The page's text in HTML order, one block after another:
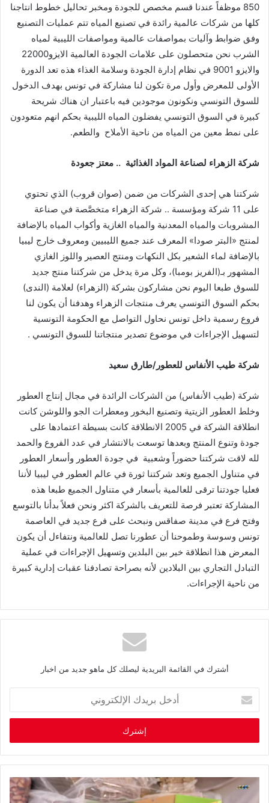
850 موظفاً عندنا قسم مخصص للجودة ومخبر تحاليل خطوط انتاجنا
كلها من شركات عالمية رائدة في تصنيع المياه تتم عمليات التصنيع
وفق ضوابط وآليات بمواصفات عالمية ومواصفات الليبية لمياه
الشرب نحن متحصلون على علامات الجودة العالمية الايزو22000
والايزو 9001 في نظام إدارة الجودة وسلامة الغذاء هذه تعد الدورة
الأولى للمعرض وأول مرة تكون لنا مشاركة في تونس بهدف الدخول
للسوق التونسي ونكونون موجودين فيه باعتبار ان هناك شريحة
كبيرة في السوق التونسي يفضلون المياه الليبية بحكم انهم متعودون
على نمط معين من المياه من ناحية الأملاح والطعم.
شركة الزهراء لصناعة المواد الغذائية .. معتز جعودة
شركتنا هي إحدى الشركات من ضمن (صوان قروب) الذي تحتوي
على 11 شركة ومؤسسة .. شركة الزهراء متخصَّصة في صناعة
المشروبات والمياه المعدنية والمياه الغازية وأكواب المياه بالإضافة
لمنتج «البتر صودا» المعرف عند جميع الليبيين ومعروف خارج ليبيا
بالإضافة لماء الشعير بكل النكهات ومنتج العصير واللوز الغازي
المشهور بـ(الفريز بومبا)، وكل مرة يدخل من شركتنا منتج جديد
للسوق طبعا اليوم نحن مشاركون بشركة (الزهراء) لعلامة (الندى)
بحكم السوق التونسي يعرف منتجات الزهراء وهدفنا أن يكون لنا
فروع رسمية داخل تونس نحاول التواصل مع الحكومة التونسية
لتسهيل الإجراءات في موضوع تصدير منتجاتنا للسوق التونسي .
شركة طيب الأنفاس للعطور /طارق سعيد
شركة (طيب الأنفاس) من الشركات الرائدة في مجال إنتاج العطور
وخلط العطور الزيتية وتصنيع البخور ومعطرات الجو واللوشن كانت
انطلاقة الشركة في 2005 الانطلاقة كانت بسيطة اعتمادها على
جودة وتنوع المنتج وبعدها توسعت بالانتشار في عدد الفروع والحمد
لله لاقت شركتنا حضوراً وشعبية في جودة العطور وأسعار العطور
في متناول الجميع وتعد شركتنا ثورة في عالم العطور في ليبيا لأننا
فعليا جودتنا ترقى للعالمية بأسعار في متناول الجميع طبعا هذه
المشاركة تعتبر فرصة للتعريف بالشركة اكثر ونحن فعلاً بدأنا بالتوسع
وفتح فرع في مدينة صفاقس ونبحث على فرع جديد في العاصمة
تونس وسوسة وطموحنا أن عطورنا تصل للعالمية ونتفاءل أن يكون
المعرض هذا انطلاقة خير بين البلدين وتسهيل الإجراءات في عملية
التبادل التجاري بين البلادين لأنه بصراحة تصادفنا عقبات إدارية كبيرة
من ناحية الإجراءات.
أشترك في القائمة البريدية ليصلك كل ماهو جديد من اخبار
خ
ب
ر
د